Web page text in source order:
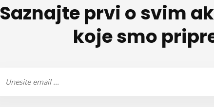
Saznajte prvi o svim
koje smo